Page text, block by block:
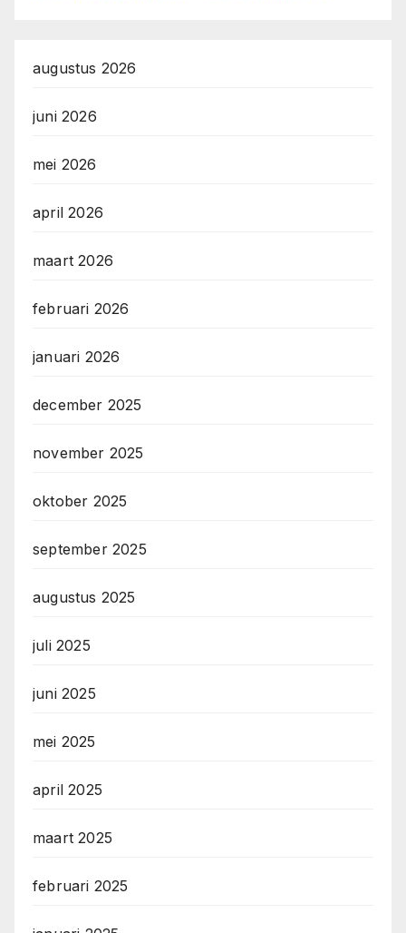
augustus 2026
juni 2026
mei 2026
april 2026
maart 2026
februari 2026
januari 2026
december 2025
november 2025
oktober 2025
september 2025
augustus 2025
juli 2025
juni 2025
mei 2025
april 2025
maart 2025
februari 2025